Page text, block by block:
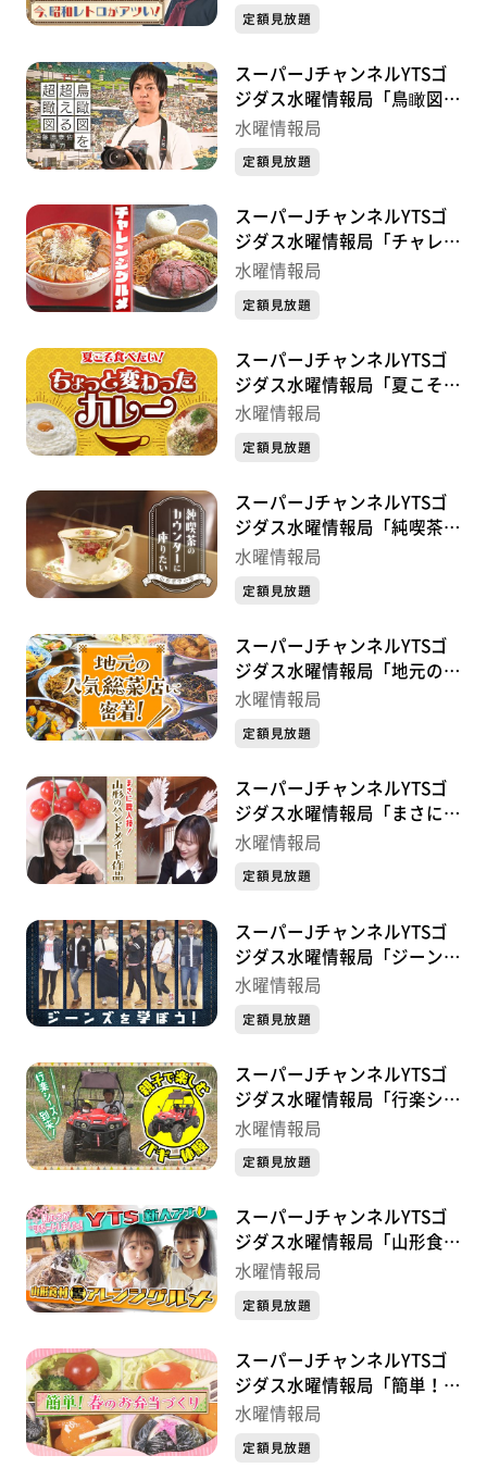
定額見放題
スーパーJチャンネルYTSゴ
ジダス水曜情報局「鳥瞰図を
超える超瞰図 ー藤原泰佑の
水曜情報局
定額見放題
スーパーJチャンネルYTSゴ
ジダス水曜情報局「チャレン
ジグルメ」
水曜情報局
定額見放題
スーパーJチャンネルYTSゴ
ジダス水曜情報局「夏こそ食
べたい！ちょっと変わったカ
水曜情報局
定額見放題
スーパーJチャンネルYTSゴ
ジダス水曜情報局「純喫茶の
カウンターに座りたい」
水曜情報局
定額見放題
スーパーJチャンネルYTSゴ
ジダス水曜情報局「地元の人
気総菜店」
水曜情報局
定額見放題
スーパーJチャンネルYTSゴ
ジダス水曜情報局「まさに職
人技！山形のハンドメイド作
水曜情報局
定額見放題
スーパーJチャンネルYTSゴ
ジダス水曜情報局「ジーンズ
を学ぼう！」
水曜情報局
定額見放題
スーパーJチャンネルYTSゴ
ジダス水曜情報局「行楽シー
ズン到来！親子で楽しむバギ
水曜情報局
定額見放題
スーパーJチャンネルYTSゴ
ジダス水曜情報局「山形食材
アレンジグルメ×新人アナリ
水曜情報局
定額見放題
スーパーJチャンネルYTSゴ
ジダス水曜情報局「簡単！春
のお弁当づくり」
水曜情報局
定額見放題